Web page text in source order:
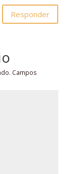
Responder
Campos